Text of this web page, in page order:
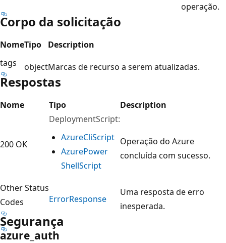
operação.
Corpo da solicitação
NomeTipo
Description
tags
objectMarcas de recurso a serem atualizadas.
Respostas
Nome Tipo Description
200 OK
DeploymentScript:
AzureCliScript
AzurePower
ShellScript
Operação do Azure
concluída com sucesso.
Other Status
Codes
ErrorResponse
Uma resposta de erro
inesperada.
Segurança
azure_auth